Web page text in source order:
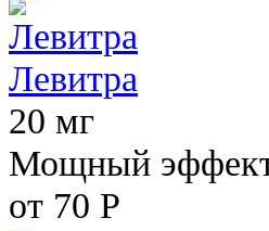
Левитра
20 мг
Мощный эффект
от 70 Р